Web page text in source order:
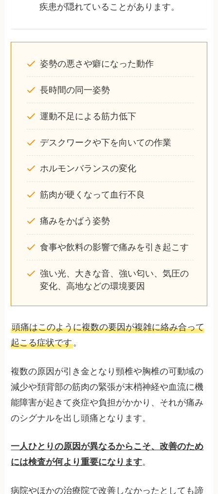
疾患が隠れていることがあります。
姿勢の悪さや癖になった動作
長時間の同一姿勢
運動不足による筋力低下
デスクワークや下を向いての作業
ホルモンバランスの変化
筋肉が硬くなって血行不良
痛みをかばう姿勢
食事や飲料の影響で痛みを引き起こす
強い光、大きな音、強い匂い、気圧の
変化、高地などの環境要因
頭痛はこのように複数の要因が複雑に絡み合って
起こる症状です。
複数の原因が引き金となり頸椎や胸椎の可動域の
減少や頚背部の筋肉の緊張が末梢神経や血流に機
能障害が起きて炎症や負担がかかり、それが痛み
のシグナルを出し頭痛となります。
一人ひとりの原因が異なるからこそ、改善のため
には検査が何より重要になります。
病院やほかの治療院で改善しなかったとしても諦